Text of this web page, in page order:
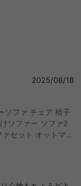
2025/08/18
ソファ チェア 椅子
ソファー ソファ2
セット オットマン
ビング コンパクト